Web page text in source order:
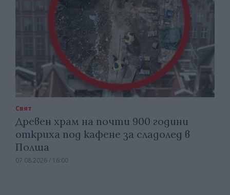
Свят
Древен храм на почти 900 години
откриха под кафене за сладолед в
Полша
07.08.2026 / 16:00